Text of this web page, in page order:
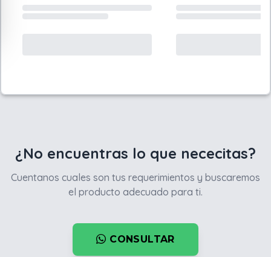
¿No encuentras lo que nececitas?
Cuentanos cuales son tus requerimientos y buscaremos
el producto adecuado para ti.
CONSULTAR